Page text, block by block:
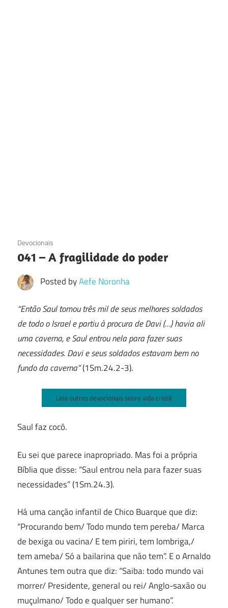
21/10/2016
Devocionais
041 – A fragilidade do poder
Posted byAefe Noronha
“Então Saul tomou três mil de seus melhores soldados
de todo o Israel e partiu à procura de Davi (…) havia ali
uma caverna, e Saul entrou nela para fazer suas
necessidades. Davi e seus soldados estavam bem no
fundo da caverna”(1Sm.24.2-3).
Leia outros devocionais sobre vida cristã
Saul faz cocô.
Eu sei que parece inapropriado. Mas foi a própria
Bíblia que disse: “Saul entrou nela para fazer suas
necessidades” (1Sm.24.3).
Há uma canção infantil de Chico Buarque que diz:
“Procurando bem/ Todo mundo tem pereba/ Marca
de bexiga ou vacina/ E tem piriri, tem lombriga,/
tem ameba/ Só a bailarina que não tem”. E o Arnaldo
Antunes tem outra que diz: “Saiba: todo mundo vai
morrer/ Presidente, general ou rei/ Anglo-saxão ou
muçulmano/ Todo e qualquer ser humano”.